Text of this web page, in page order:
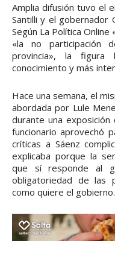
Amplia difusión tuvo el
Santilli y el gobernador
Según La Política
«la no participación
provincia», la
conocimiento y más
Hace una semana, el
abordada por Lule
durante una exposición
funcionario aprovechó
críticas a Sáenz
explicaba porque la
que sí responde al
obligatoriedad de las
como quiere el gobierno.